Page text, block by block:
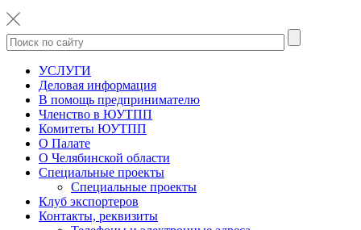
УСЛУГИ
Деловая информация
В помощь предпринимателю
Членство в ЮУТПП
Комитеты ЮУТПП
О Палате
О Челябинской области
Специальные проекты
Специальные проекты
Клуб экспортеров
Контакты, реквизиты